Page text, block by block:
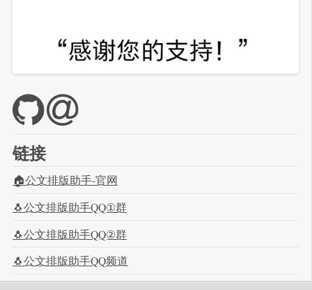
链接
🏠公文排版助手-官网
🐧公文排版助手QQ①群
🐧公文排版助手QQ②群
🐧公文排版助手QQ频道